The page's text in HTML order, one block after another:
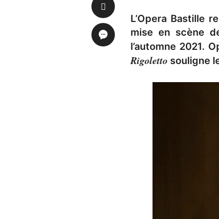
L’Opera Bastille
mise en scène
l’automne 2021.
Rigoletto souligne